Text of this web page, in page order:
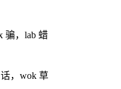
骗，lab 蜡
，wok 草